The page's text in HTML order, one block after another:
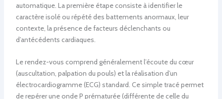
automatique. La première étape consiste à identifier le
caractère isolé ou répété des battements anormaux, leur
contexte, la présence de facteurs déclenchants ou
d’antécédents cardiaques.
Le rendez-vous comprend généralement l’écoute du cœur
(auscultation, palpation du pouls) et la réalisation d’un
électrocardiogramme (ECG) standard. Ce simple tracé permet
de repérer une onde P prématurée (différente de celle du